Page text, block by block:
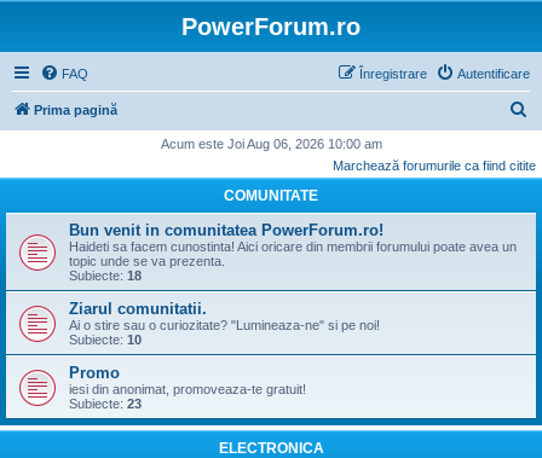
PowerForum.ro
FAQ Autentificare
Înregistrare
Prima pagină
u
Acum este Joi Aug 06, 2026 10:00 am
Marchează forumurile ca fiind citite
COMUNITATE
Bun venit in comunitatea PowerForum.ro!
Haideti sa facem cunostinta! Aici oricare din membrii forumului poate avea un
topic unde se va prezenta.
Subiecte: 18
Ziarul comunitatii.
Ai o stire sau o curiozitate? "Lumineaza-ne" si pe noi!
Subiecte: 10
Promo
iesi din anonimat, promoveaza-te gratuit!
Subiecte: 23
ELECTRONICA